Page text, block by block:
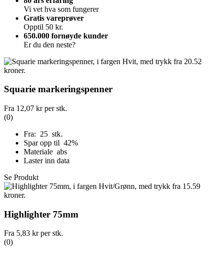
Vi vet hva som fungerer
Gratis vareprøver
Opptil 50 kr.
650.000 fornøyde kunder
Er du den neste?
Squarie markeringspenner
Fra 12,07 krper stk.
(0)
Fra: 25 stk.
Spar opp til 42%
Materiale abs
Laster inn data
Se Produkt
Highlighter 75mm
Fra 5,83 krper stk.
(0)